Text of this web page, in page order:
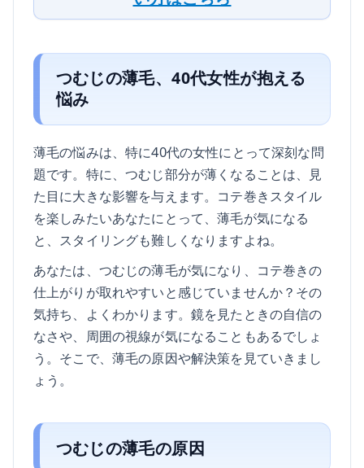
つむじの薄毛、40代女性が抱える
悩み
薄毛の悩みは、特に40代の女性にとって深刻な問
題です。特に、つむじ部分が薄くなることは、見
た目に大きな影響を与えます。コテ巻きスタイル
を楽しみたいあなたにとって、薄毛が気になる
と、スタイリングも難しくなりますよね。
あなたは、つむじの薄毛が気になり、コテ巻きの
仕上がりが取れやすいと感じていませんか？その
気持ち、よくわかります。鏡を見たときの自信の
なさや、周囲の視線が気になることもあるでしょ
う。そこで、薄毛の原因や解決策を見ていきまし
ょう。
つむじの薄毛の原因